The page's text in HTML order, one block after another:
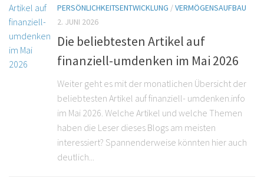
PERSÖNLICHKEITSENTWICKLUNG /VERMÖGENSAUFBAU
2. JUNI 2026
Die beliebtesten Artikel auf
finanziell-umdenken im Mai 2026
Weiter geht es mit der monatlichen Übersicht der
beliebtesten Artikel auf finanziell- umdenken.info
im Mai 2026. Welche Artikel und welche Themen
haben die Leser dieses Blogs am meisten
interessiert? Spannenderweise könnten hier auch
deutlich...